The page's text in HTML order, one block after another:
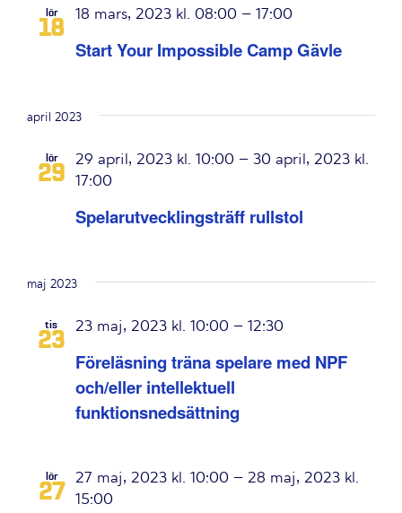
lör
18
Start Your Impossible Camp Gävle
18 mars, 2023 kl. 08:00 – 17:00
april 2023
lör
29
Spelarutvecklingsträff rullstol
29 april, 2023 kl. 10:00 – 30 april, 2023 kl.
17:00
maj 2023
tis
23
Föreläsning träna spelare med NPF
och/eller intellektuell
funktionsnedsättning
23 maj, 2023 kl. 10:00 – 12:30
lör
27
27 maj, 2023 kl. 10:00 – 28 maj, 2023 kl.
15:00